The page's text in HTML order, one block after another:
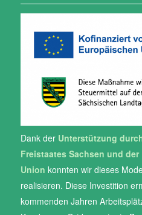
Dank der Unterstützung
Freistaates Sachsen und
Union konnten wir dieses
realisieren. Diese Investition
kommenden Jahren